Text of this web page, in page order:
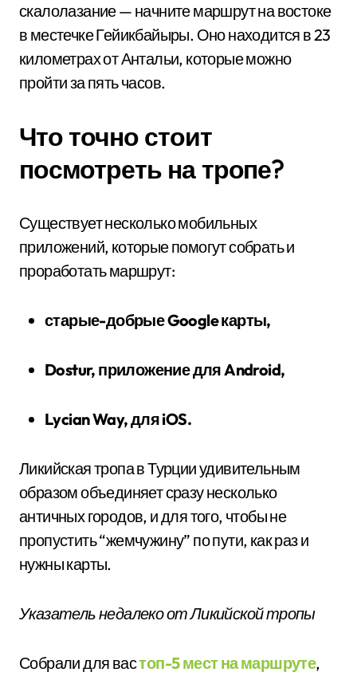
скалолазание — начните маршрут на востоке
в местечке Гейикбайыры. Оно находится в 23
километрах от Антальи, которые можно
пройти за пять часов.
Что точно стоит
посмотреть на тропе?
Существует несколько мобильных
приложений, которые помогут собрать и
проработать маршрут:
старые-добрые Google карты,
Dostur, приложение для Android,
Lycian Way, для iOS.
Ликийская тропа в Турции удивительным
образом объединяет сразу несколько
античных городов, и для того, чтобы не
пропустить “жемчужину” по пути, как раз и
нужны карты.
Указатель недалеко от Ликийской тропы
Собрали для вастоп-5 мест на маршруте,